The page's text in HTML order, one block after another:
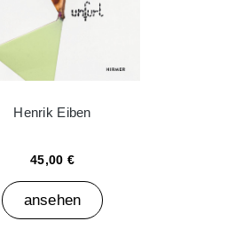
Henrik Eiben
45,00 €
ansehen